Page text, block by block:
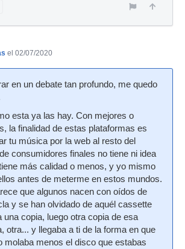
el 02/07/2020
en un debate tan profundo, me quedo
esta ya las hay. Con mejores o
la finalidad de estas plataformas es
tu música por la web al resto del
consumidores finales no tiene ni idea
más calidad o menos, y yo mismo
antes de meterme en estos mundos.
que algunos nacen con oídos de
y se han olvidado de aquél cassette
una copia, luego otra copia de esa
otra... y llegaba a ti de la forma en que
molaba menos el disco que estabas